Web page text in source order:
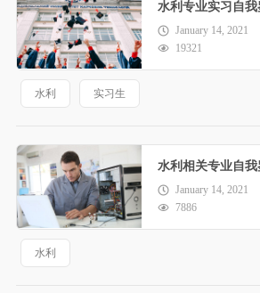
水利专业实习自我
January 14, 2021
19321
水利 实习生
水利相关专业自我
January 14, 2021
7886
水利